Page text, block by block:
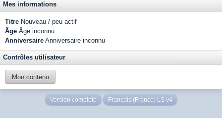
Mes informations
Titre Nouveau / peu actif
Âge Âge inconnu
Anniversaire Anniversaire inconnu
Contrôles utilisateur
Mon contenu
Version complète Français (France) LS v4